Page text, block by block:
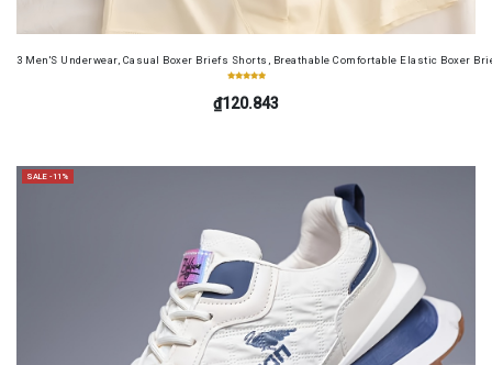
3 Men'S Underwear, Casual Boxer Briefs Shorts, Breathable Comfortable Elastic Boxer
₫120.843
SALE -11%